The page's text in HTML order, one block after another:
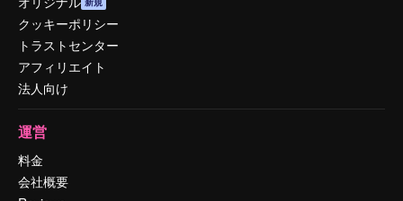
クッキーポリシー
トラストセンター
アフィリエイト
法人向け
運営
料金
会社概要